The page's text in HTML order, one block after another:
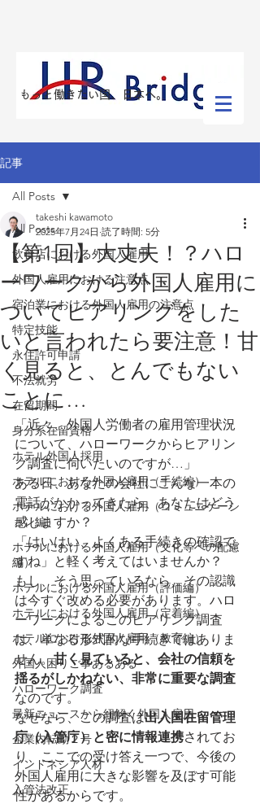
​もっと働きたい国、日本へ。
記事
All Posts
飲食店における外国人雇用
外国人雇用における注意点
宿泊業における外国人雇用の注意点
特定技能
永住許可申請
不法就労
在留期間
身分系在留資格
ホテル外国人採用
ホテルにおける外国人雇用（手続編）
ホテルにおける外国人雇用（コミュニケーシ
ョン編）
ホテルにおける外国人雇用（文化等への配慮
編）
ホテルにおける外国人雇用（評価編）
ホテルにおける外国人雇用（定着編）
ホテルにおける外国人雇用（教育編）
外国人困りご事あるある
ハローワーク調査
最新ニュースから紐解く外国人雇用
企業内転勤２号
インドネシア人材
入管法改正
All Posts
【第1回】大丈夫！？ハロ
ーワークから外国人雇用に
ついてヒアリングをした
いと言われたら要注意！甘
く見ると、とんでもない
ことに…
takeshi kawamoto
2025年7月24日 読了時間: 5分
「近々、外国人労働者の雇用管理状況
について、ハローワークからヒアリン
グ調査に伺いたいのですが…」
ある日、あなたの会社にこんな一本の
電話がかかってきたら、あなたはどう
感じますか？
「はいはい、よくある手続きの確認で
すね」と軽く考えてはいませんか？
もし、そう思っているなら、その認識
は今すぐ改める必要があります。ハロ
ーワークによるこのヒアリング調査
は、単なる形式的な手続きではありま
せん。甘く見ていると、会社の信頼を
揺るがしかねない、非常に重要な調査
なのです。
なぜなら、この調査は出入国在留管理
庁（入管庁）と密に情報連携されてお
り、ここでの受け答え一つで、今後の
外国人雇用に大きな影響を及ぼす可能
性があるからです。